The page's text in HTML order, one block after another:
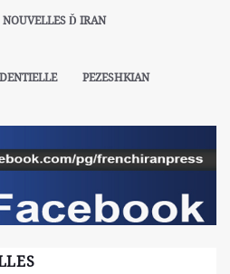
NOUVELLES Ď IRAN
PEZESHKIAN